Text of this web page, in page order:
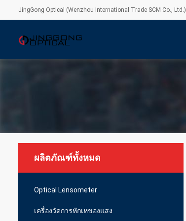
JingGong Optical (Wenzhou International Trade SCM Co., Ltd.)
ผลิตภัณฑ์ทั้งหมด
Optical Lensometer
เครื่องวัดการหักเหของแสง